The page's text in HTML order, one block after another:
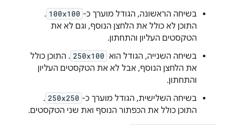
בשיחה הראשונה, הגודל מוערך כ- 100x100
.
התוכן לא כולל את הלחצן הנוסף, וגם לא את
הטקסטים העליון והתחתון.
בשיחה השנייה, הגודל הוא 250x100 . התוכן כולל
את הלחצן הנוסף, אבל לא את הטקסטים העליון
והתחתון.
בשיחה השלישית, הגודל מוערך כ- 250x250
.
התוכן כולל את הכפתור הנוסף ואת שני הטקסטים.